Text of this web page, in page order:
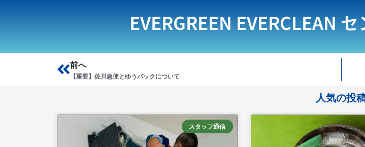
EVERGREEN EVERCLEANセ
Prev
前へ
【重要】佐川急便とゆうパックについて
人気の投
スタッフ通信